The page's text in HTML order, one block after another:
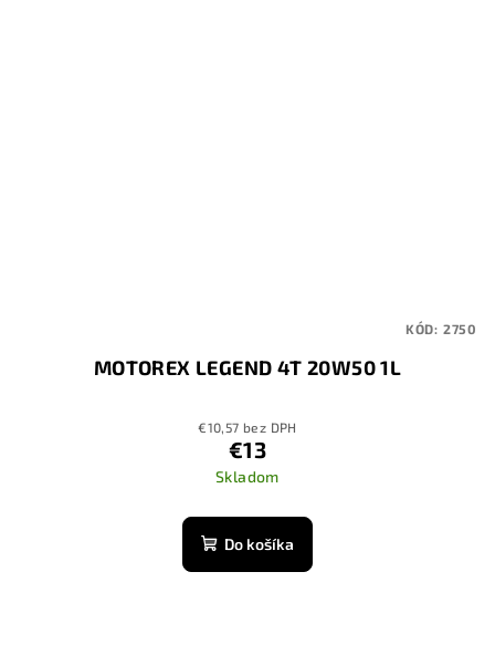
MOTOREX LEGEND 4T 20W50 1L
€10,57 bez DPH
€13
Skladom
Do košíka
KÓD: 2750